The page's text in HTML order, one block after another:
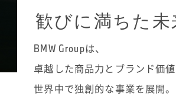
点でもあります。タイヤ交換や
ィングなど、その時々の店舗で
トを意識しながら、販売促進に
ます。
じていますね。私自身、MINIの
フィーリングにはまっていて、
なので、「どういう装備にした
か、「何色がいいと思う？」と
には自分のクルマのように楽し
いただいています。
歓びに満ちた未
BMW Groupは、
卓越した商品力とブランド価
世界中で独創的な事業を展開。